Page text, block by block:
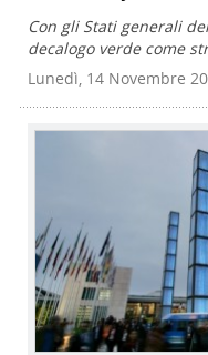
Con gli Stati generali
decalogo verde come
Lunedì, 14 Novembre